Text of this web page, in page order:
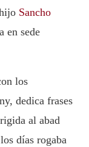
Sancho
en sede
los
dedica frases
al abad
días rogaba